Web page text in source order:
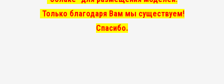
Только благодаря Вам мы существуем!
Спасибо.